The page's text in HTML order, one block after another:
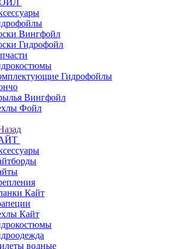
Вингфойл
Гидрофойл
Гидрофойлы
Вингфойл
Фойл
Кайт
Кайт
водные